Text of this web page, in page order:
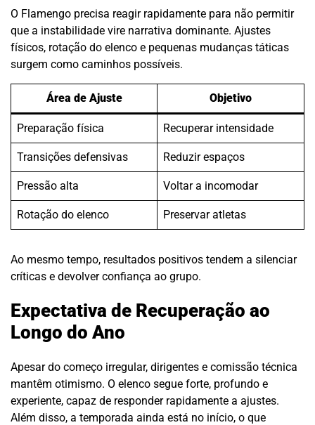
O Flamengo precisa reagir rapidamente para não permitir
que a instabilidade vire narrativa dominante. Ajustes
físicos, rotação do elenco e pequenas mudanças táticas
surgem como caminhos possíveis.
Área de Ajuste Objetivo
Preparação física Recuperar intensidade
Transições defensivas Reduzir espaços
Pressão alta Voltar a incomodar
Rotação do elenco Preservar atletas
Ao mesmo tempo, resultados positivos tendem a silenciar
críticas e devolver confiança ao grupo.
Expectativa de Recuperação ao
Longo do Ano
Apesar do começo irregular, dirigentes e comissão técnica
mantêm otimismo. O elenco segue forte, profundo e
experiente, capaz de responder rapidamente a ajustes.
Além disso, a temporada ainda está no início, o que